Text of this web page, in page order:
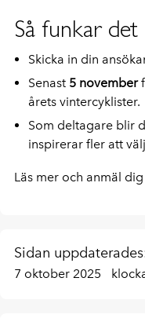
Så funkar det
Skicka in din
Senast 5 november
årets vintercyklister.
Som deltagare blir
inspirerar fler att
Läs mer och anmäl
Sidan
7 oktober 2025